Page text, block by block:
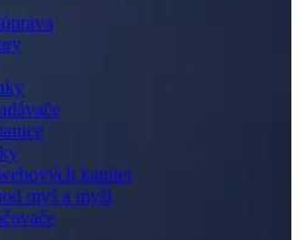
kamier
myš a myši